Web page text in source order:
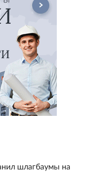
шлагбаумы на